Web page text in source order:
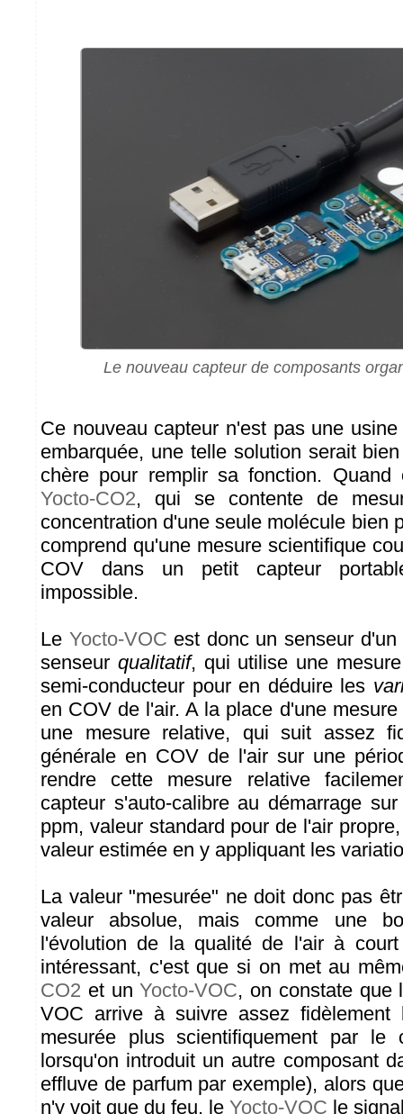
Le nouveau capteur de composants
Ce nouveau capteur n'est pas une
embarquée, une telle solution serait
chère pour remplir sa fonction.
Yocto-CO2, qui se contente de
concentration d'une seule molécule bien
comprend qu'une mesure scientifique
COV dans un petit capteur
impossible.
Le Yocto-VOC est donc un senseur
senseur qualitatif, qui utilise une
semi-conducteur pour en déduire les
en COV de l'air. A la place d'une
une mesure relative, qui suit assez
générale en COV de l'air sur une
rendre cette mesure relative
capteur s'auto-calibre au démarrage
ppm, valeur standard pour de l'air
valeur estimée en y appliquant les
La valeur "mesurée" ne doit donc pas
valeur absolue, mais comme une
l'évolution de la qualité de l'air à
intéressant, c'est que si on met au
CO2 et unYocto-VOC, on constate que
VOC arrive à suivre assez
mesurée plus scientifiquement par le
lorsqu'on introduit un autre composant
effluve de parfum par exemple), alors
n'y voit que du feu, le Yocto-VOC le